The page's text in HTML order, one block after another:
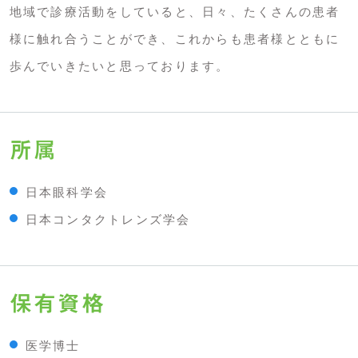
地域で診療活動をしていると、日々、たくさんの患者
様に触れ合うことができ、これからも患者様とともに
歩んでいきたいと思っております。
所属
日本眼科学会
日本コンタクトレンズ学会
保有資格
医学博士